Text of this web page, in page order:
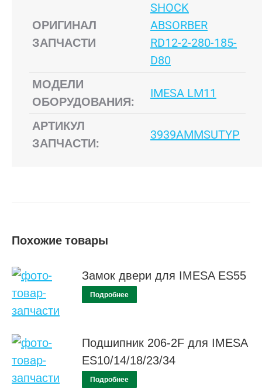
ОРИГИНАЛ
ЗАПЧАСТИ
SHOCK
ABSORBER
RD12-2-280-185-
D80
МОДЕЛИ
ОБОРУДОВАНИЯ:
IMESA LM11
АРТИКУЛ
ЗАПЧАСТИ:
3939AMMSUTYP
Похожие товары
Замок двери для IMESA ES55
Подробнее
Подшипник 206-2F для IMESA
ES10/14/18/23/34
Подробнее